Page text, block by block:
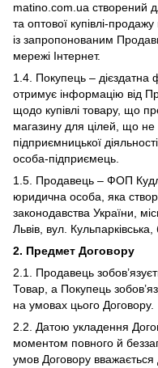
matino.com.ua створений
та оптової купівлі-
із запропонованим
мережі Інтернет.
1.4. Покупець – дієздатна
отримує інформацію від
щодо купівлі товару, що
магазину для цілей, що не
підприємницької
особа-підприємець.
1.5. Продавець – ФОП
юридична особа, яка
законодавства України,
Львів, вул.
2. Предмет Договору
2.1. Продавець
Товар, а Покупець
на умовах цього Договору.
2.2. Датою укладення
моментом повного й
умов Договору